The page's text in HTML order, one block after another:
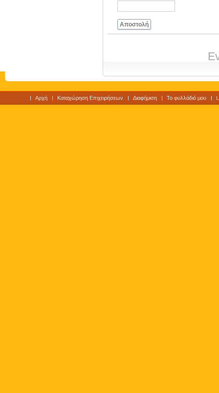
Αποστολή
Αρχή Καταχώρηση Επιχειρήσεων Διαφήμιση Το φυλλάδιό μου